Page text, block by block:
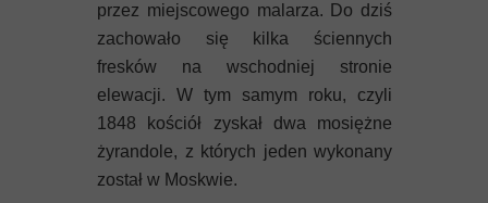
przez miejscowego malarza. Do dziś
zachowało się kilka ściennych
fresków na wschodniej stronie
elewacji. W tym samym roku, czyli
1848 kościół zyskał dwa mosiężne
żyrandole, z których jeden wykonany
został w Moskwie.